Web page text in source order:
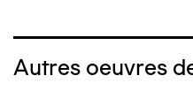
Autres oeuvres